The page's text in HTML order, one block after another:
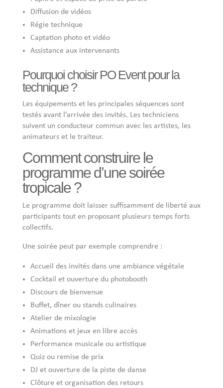
Diffusion de vidéos
Régie technique
Captation photo et vidéo
Assistance aux intervenants
Pourquoi choisir PO Event pour la
technique ?
Les équipements et les principales séquences sont
testés avant l’arrivée des invités. Les techniciens
suivent un conducteur commun avec les artistes, les
animateurs et le traiteur.
Comment construire le
programme d’une soirée
tropicale ?
Le programme doit laisser suffisamment de liberté aux
participants tout en proposant plusieurs temps forts
collectifs.
Une soirée peut par exemple comprendre :
Accueil des invités dans une ambiance végétale
Cocktail et ouverture du photobooth
Discours de bienvenue
Buffet, dîner ou stands culinaires
Atelier de mixologie
Animations et jeux en libre accès
Performance musicale ou artistique
Quiz ou remise de prix
DJ et ouverture de la piste de danse
Clôture et organisation des retours